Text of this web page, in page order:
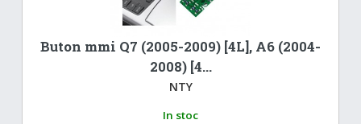
Buton mmi Q7 (2005-2009) [4L], A6 (2004-
2008) [4...
NTY
In stoc